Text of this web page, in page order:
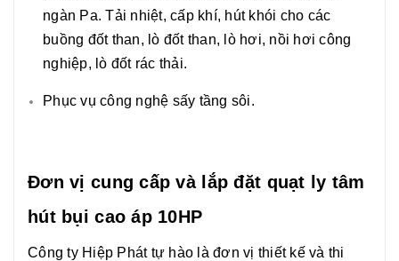
ngàn Pa. Tải nhiệt, cấp khí, hút khói cho các
buồng đốt than, lò đốt than, lò hơi, nồi hơi công
nghiệp, lò đốt rác thải.
Phục vụ công nghệ sấy tầng sôi.
Đơn vị cung cấp và lắp đặt quạt ly tâm
hút bụi cao áp 10HP
Công ty Hiệp Phát tự hào là đơn vị thiết kế và thi